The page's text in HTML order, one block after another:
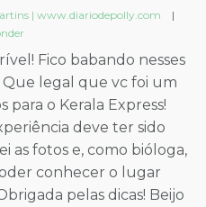
| www.diariodepolly.com
|
Fico babando nesses
Que legal que vc foi um
para o Kerala Express!
deve ter sido
as fotos e, como bióloga,
conhecer o lugar
pelas dicas! Beijo